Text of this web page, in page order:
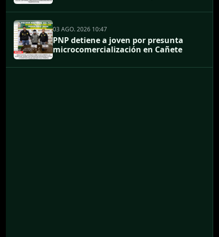
03 AGO. 2026 10:47
PNP detiene a joven por presunta
microcomercialización en Cañete